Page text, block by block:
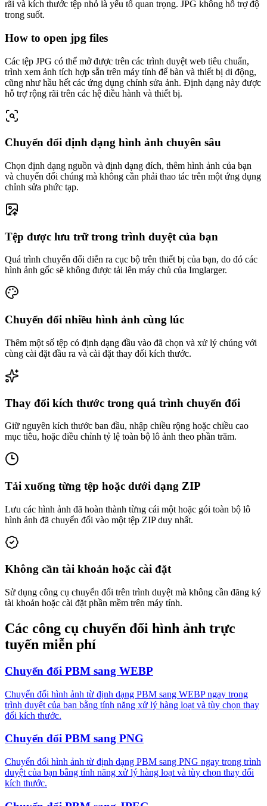
rãi và kích thước tệp nhỏ là yếu tố quan trọng. JPG không hỗ trợ độ
trong suốt.
How to open jpg files
Các tệp JPG có thể mở được trên các trình duyệt web tiêu chuẩn,
trình xem ảnh tích hợp sẵn trên máy tính để bàn và thiết bị di động,
cũng như hầu hết các ứng dụng chỉnh sửa ảnh. Định dạng này được
hỗ trợ rộng rãi trên các hệ điều hành và thiết bị.
Chuyển đổi định dạng hình ảnh chuyên sâu
Chọn định dạng nguồn và định dạng đích, thêm hình ảnh của bạn
và chuyển đổi chúng mà không cần phải thao tác trên một ứng dụng
chỉnh sửa phức tạp.
Tệp được lưu trữ trong trình duyệt của bạn
Quá trình chuyển đổi diễn ra cục bộ trên thiết bị của bạn, do đó các
hình ảnh gốc sẽ không được tải lên máy chủ của Imglarger.
Chuyển đổi nhiều hình ảnh cùng lúc
Thêm một số tệp có định dạng đầu vào đã chọn và xử lý chúng với
cùng cài đặt đầu ra và cài đặt thay đổi kích thước.
Thay đổi kích thước trong quá trình chuyển đổi
Giữ nguyên kích thước ban đầu, nhập chiều rộng hoặc chiều cao
mục tiêu, hoặc điều chỉnh tỷ lệ toàn bộ lô ảnh theo phần trăm.
Tải xuống từng tệp hoặc dưới dạng ZIP
Lưu các hình ảnh đã hoàn thành từng cái một hoặc gói toàn bộ lô
hình ảnh đã chuyển đổi vào một tệp ZIP duy nhất.
Không cần tài khoản hoặc cài đặt
Sử dụng công cụ chuyển đổi trên trình duyệt mà không cần đăng ký
tài khoản hoặc cài đặt phần mềm trên máy tính.
Các công cụ chuyển đổi hình ảnh trực
tuyến miễn phí
Chuyển đổi PBM sang WEBP
Chuyển đổi hình ảnh từ định dạng PBM sang WEBP ngay trong
trình duyệt của bạn bằng tính năng xử lý hàng loạt và tùy chọn thay
đổi kích thước.
Chuyển đổi PBM sang PNG
Chuyển đổi hình ảnh từ định dạng PBM sang PNG ngay trong trình
duyệt của bạn bằng tính năng xử lý hàng loạt và tùy chọn thay đổi
kích thước.